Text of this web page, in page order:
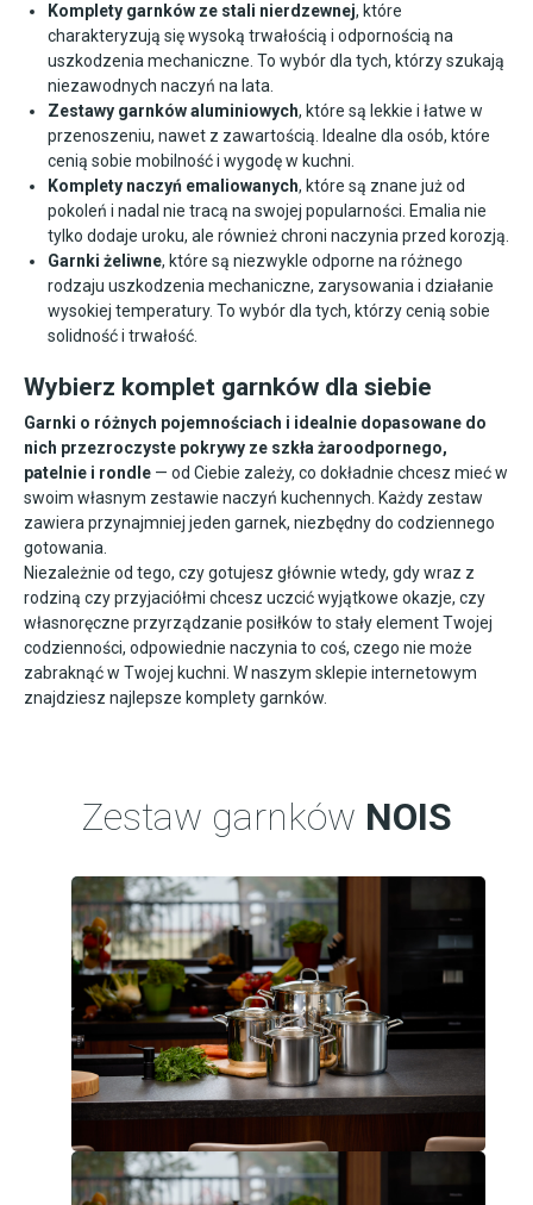
Komplety garnków ze stali nierdzewnej, które
charakteryzują się wysoką trwałością i odpornością na
uszkodzenia mechaniczne. To wybór dla tych, którzy szukają
niezawodnych naczyń na lata.
Zestawy garnków aluminiowych, które są lekkie i łatwe w
przenoszeniu, nawet z zawartością. Idealne dla osób, które
cenią sobie mobilność i wygodę w kuchni.
Komplety naczyń emaliowanych, które są znane już od
pokoleń i nadal nie tracą na swojej popularności. Emalia nie
tylko dodaje uroku, ale również chroni naczynia przed korozją.
Garnki żeliwne, które są niezwykle odporne na różnego
rodzaju uszkodzenia mechaniczne, zarysowania i działanie
wysokiej temperatury. To wybór dla tych, którzy cenią sobie
solidność i trwałość.
Wybierz komplet garnków dla siebie
Garnki o różnych pojemnościach i idealnie dopasowane do
nich przezroczyste pokrywy ze szkła żaroodpornego,
patelnie i rondle — od Ciebie zależy, co dokładnie chcesz mieć w
swoim własnym zestawie naczyń kuchennych. Każdy zestaw
zawiera przynajmniej jeden garnek, niezbędny do codziennego
gotowania.
Niezależnie od tego, czy gotujesz głównie wtedy, gdy wraz z
rodziną czy przyjaciółmi chcesz uczcić wyjątkowe okazje, czy
własnoręczne przyrządzanie posiłków to stały element Twojej
codzienności, odpowiednie naczynia to coś, czego nie może
zabraknąć w Twojej kuchni. W naszym sklepie internetowym
znajdziesz najlepsze komplety garnków.
Zestaw garnków NOIS